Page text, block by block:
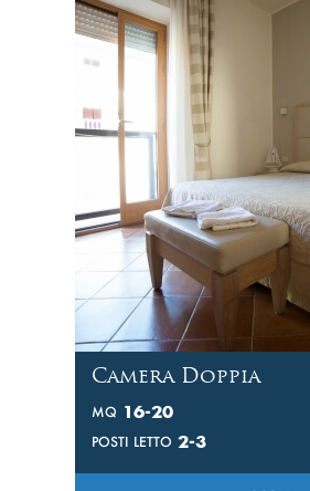
Camera Doppia
MQ 16-20
POSTI LETTO 2-3